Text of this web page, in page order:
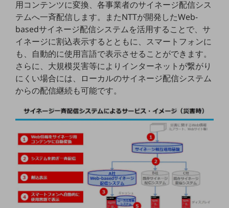
衛星携帯電話
IOT完了済みメーカーブランド製品
料金
料金TOP
ドコモBiz データ無制限 ドコモ MAX ドコモ mini ドコモBiz かけ放題
ケータイプラン
5Gデータプラス
データプラス
モバイルサービス
端末の一元管理
用コンテンツに変換、各事業者のサイネージ配信シス
テムへ一斉配信します。またNTTが開発したWeb-
basedサイネージ配信システムを活用することで、サ
イネージに割込表示するとともに、スマートフォンに
も、自動的に使用言語で表示させることができます。
さらに、大規模災害等によりインターネットが繋がり
にくい場合には、ローカルのサイネージ配信システム
からの配信継続も可能です。